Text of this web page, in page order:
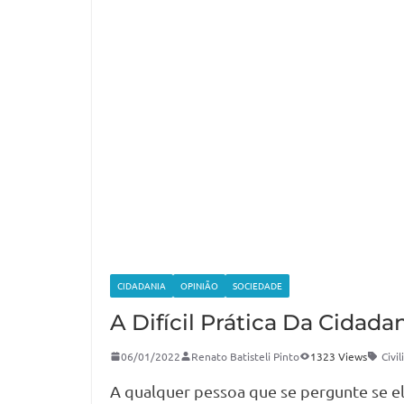
CIDADANIA OPINIÃO SOCIEDADE
A Difícil Prática Da
06/01/2022 Renato Batisteli Pinto 1323 Views
A qualquer pessoa que se pergunte se